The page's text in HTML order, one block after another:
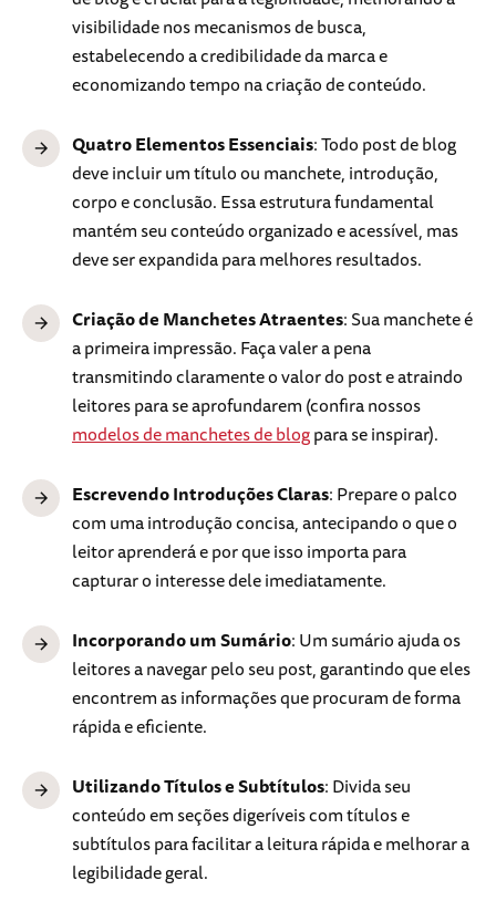
visibilidade nos mecanismos de busca,
estabelecendo a credibilidade da marca e
economizando tempo na criação de conteúdo.
Quatro Elementos Essenciais: Todo post de blog
deve incluir um título ou manchete, introdução,
corpo e conclusão. Essa estrutura fundamental
mantém seu conteúdo organizado e acessível, mas
deve ser expandida para melhores resultados.
Criação de Manchetes Atraentes: Sua manchete é
a primeira impressão. Faça valer a pena
transmitindo claramente o valor do post e atraindo
leitores para se aprofundarem (confira nossos
modelos de manchetes de blogpara se inspirar).
Escrevendo Introduções Claras: Prepare o palco
com uma introdução concisa, antecipando o que o
leitor aprenderá e por que isso importa para
capturar o interesse dele imediatamente.
Incorporando um Sumário: Um sumário ajuda os
leitores a navegar pelo seu post, garantindo que eles
encontrem as informações que procuram de forma
rápida e eficiente.
Utilizando Títulos e Subtítulos: Divida seu
conteúdo em seções digeríveis com títulos e
subtítulos para facilitar a leitura rápida e melhorar a
legibilidade geral.